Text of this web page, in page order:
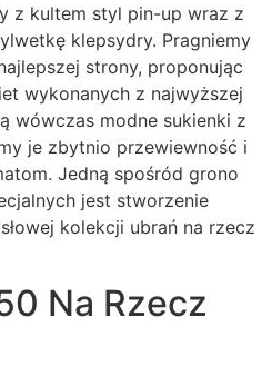
z kultem styl pin-up wraz z
klepsydry. Pragniemy
strony, proponując
wykonanych z najwyższej
wówczas modne sukienki z
je zbytnio przewiewność i
Jedną spośród grono
jest stworzenie
kolekcji ubrań na rzecz
Na Rzecz